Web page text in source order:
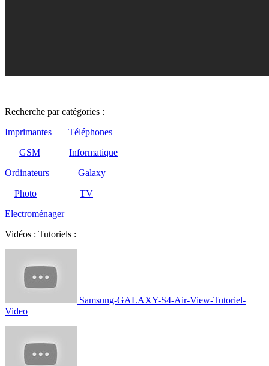
Recherche par catégories :
Imprimantes
Téléphones
GSM
Informatique
Ordinateurs
Galaxy
Photo
TV
Electroménager
Vidéos : Tutoriels :
Samsung-GALAXY-S4-Air-View-Tutoriel-
Video